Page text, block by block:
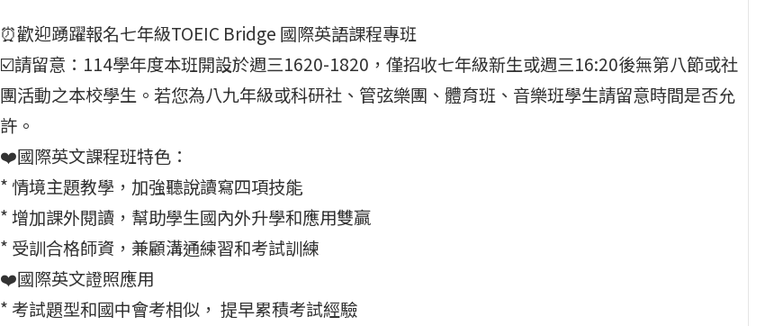
⏰歡迎踴躍報名七年級TOEIC Bridge 國際英語課程專班
☑️請留意：114學年度本班開設於週三1620-1820，僅招收七年級新生或週三16:20後無第八節或社
團活動之本校學生。若您為八九年級或科研社、管弦樂團、體育班、音樂班學生請留意時間是否允
許。
❤️國際英文課程班特色：
* 情境主題教學，加強聽說讀寫四項技能
* 增加課外閱讀，幫助學⽣國內外升學和應⽤雙贏
* 受訓合格師資，兼顧溝通練習和考試訓練
❤️國際英⽂證照應⽤
* 考試題型和國中會考相似， 提早累積考試經驗